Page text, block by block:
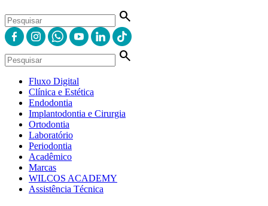
search
search
Fluxo Digital
Clínica e Estética
Endodontia
Implantodontia e Cirurgia
Ortodontia
Laboratório
Periodontia
Acadêmico
Marcas
WILCOS ACADEMY
Assistência Técnica